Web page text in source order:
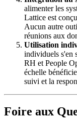
alimenter les
Lattice est
Aucun autre
réunions aux
Utilisation
individuels s'en
RH et People
échelle
suivi et la
Foire aux